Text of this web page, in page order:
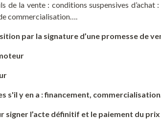
de la vente : conditions suspensives
commercialisation….
par la signature d’une promesse de
s'il y en a : financement,
signer l’acte définitif et le paiement du prix